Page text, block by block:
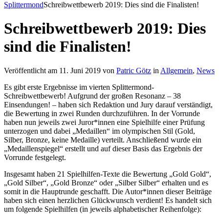
SplittermondSchreibwettbewerb 2019: Dies sind die Finalisten!
Schreibwettbewerb 2019: Dies
sind die Finalisten!
Veröffentlicht am 11. Juni 2019 von Patric Götz in Allgemein, News
Es gibt erste Ergebnisse im vierten Splittermond-
Schreibwettbewerb! Aufgrund der großen Resonanz – 38
Einsendungen! – haben sich Redaktion und Jury darauf verständigt,
die Bewertung in zwei Runden durchzuführen. In der Vorrunde
haben nun jeweils zwei Juror*innen eine Spielhilfe einer Prüfung
unterzogen und dabei „Medaillen“ im olympischen Stil (Gold,
Silber, Bronze, keine Medaille) verteilt. Anschließend wurde ein
„Medaillenspiegel“ erstellt und auf dieser Basis das Ergebnis der
Vorrunde festgelegt.
Insgesamt haben 21 Spielhilfen-Texte die Bewertung „Gold Gold“,
„Gold Silber“, „Gold Bronze“ oder „Silber Silber“ erhalten und es
somit in die Hauptrunde geschafft. Die Autor*innen dieser Beiträge
haben sich einen herzlichen Glückwunsch verdient! Es handelt sich
um folgende Spielhilfen (in jeweils alphabetischer Reihenfolge):